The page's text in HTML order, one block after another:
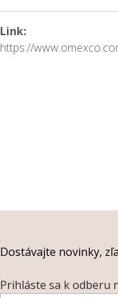
Link:
https://
Dostávajte novinky,
Prihláste sa k odberu